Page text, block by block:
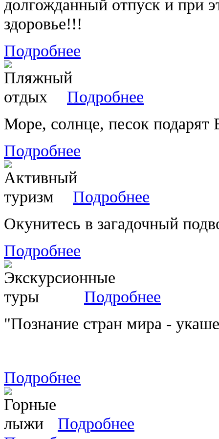
долгожданный отпуск и при
здоровье!!!
Подробнее
Подробнее
Море, солнце, песок
Подробнее
Подробнее
Окунитесь в загадочный
Подробнее
Подробнее
"Познание стран мира -
Подробнее
Подробнее